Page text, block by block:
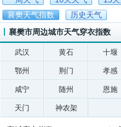
襄樊天气指数
历史天气
襄樊市周边城市天气穿衣指数
武汉 黄石 十堰
鄂州 荆门 孝感
咸宁 随州 恩施
天门 神农架